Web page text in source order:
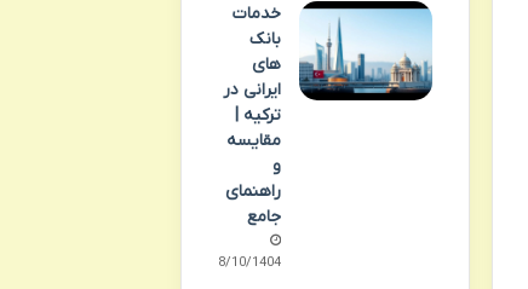
خدمات
بانک
های
ایرانی در
ترکیه |
مقایسه
و
راهنمای
جامع
08/10/1404